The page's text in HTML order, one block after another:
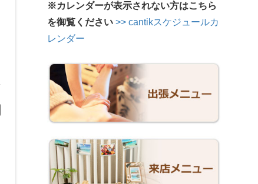
※カレンダーが表示されない方はこちら
を御覧ください >> cantikスケジュールカ
レンダー